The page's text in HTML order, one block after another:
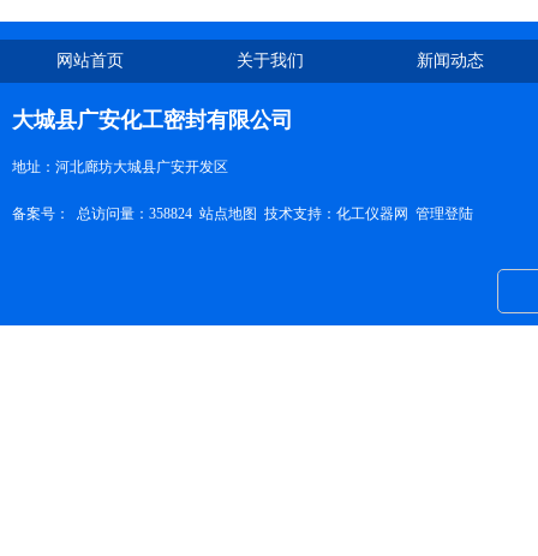
网站首页 关于我们 新闻动态
大城县广安化工密封有限公司
地址：河北廊坊大城县广安开发区
备案号： 总访问量：358824 站点地图 技术支持： 化工仪器网 管理登陆